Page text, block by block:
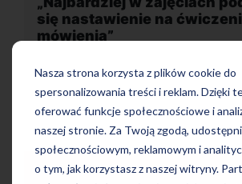
Nasza strona korzysta z plików cookie do
spersonalizowania treści i reklam. Dzięki
oferować funkcje społecznościowe i
naszej stronie. Za Twoją zgodą,
społecznościowym, reklamowym i
o tym, jak korzystasz z naszej witryny.
„Wygodna, nowoczesna
położona w dogodnej